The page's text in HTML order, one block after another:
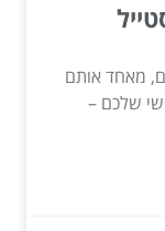
מאחד אותם
שלכם –